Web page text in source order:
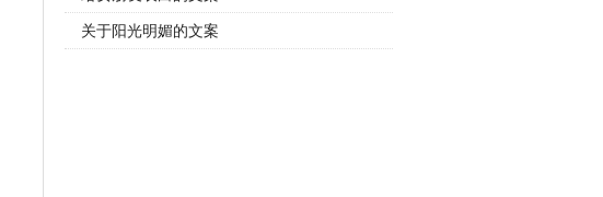
关于阳光明媚的文案